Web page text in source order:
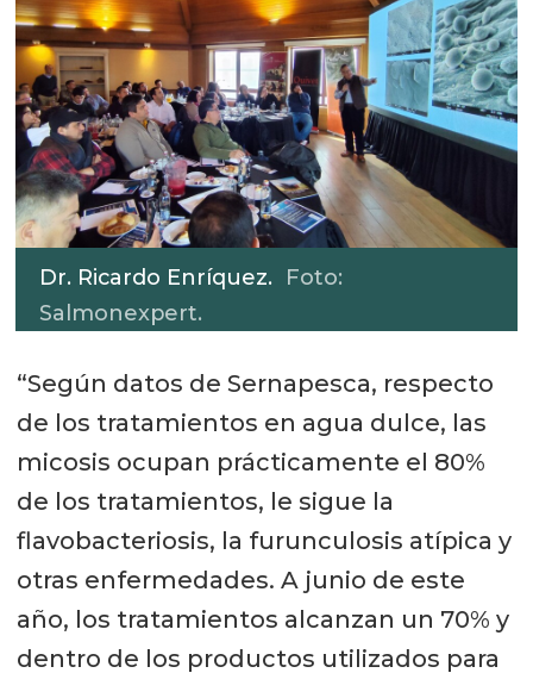
Dr. Ricardo Enríquez. Foto:
Salmonexpert.
“Según datos de Sernapesca, respecto
de los tratamientos en agua dulce, las
micosis ocupan prácticamente el 80%
de los tratamientos, le sigue la
flavobacteriosis, la furunculosis atípica y
otras enfermedades. A junio de este
año, los tratamientos alcanzan un 70% y
dentro de los productos utilizados para